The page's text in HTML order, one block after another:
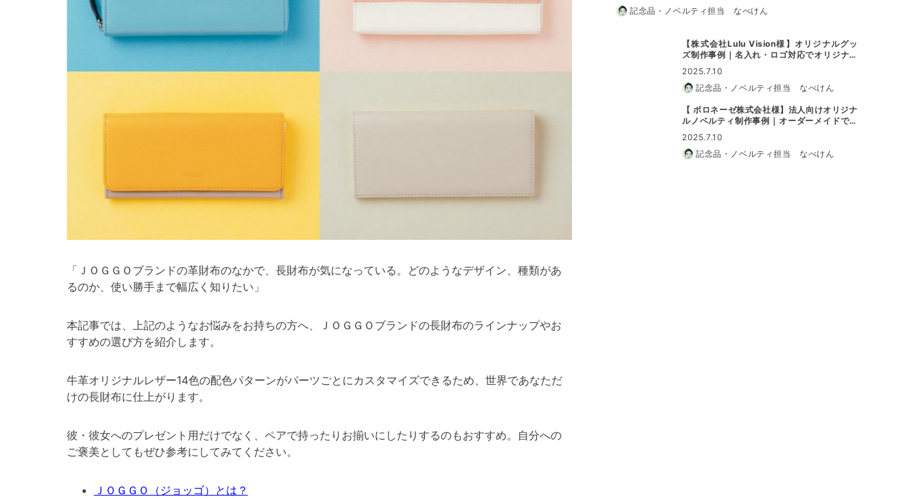
「ＪＯＧＧＯブランドの革財布のなかで、長財布が気になっている。どのようなデザイン、種類があ
るのか、使い勝手まで幅広く知りたい」
本記事では、上記のようなお悩みをお持ちの方へ、ＪＯＧＧＯブランドの長財布のラインナップやお
すすめの選び方を紹介します。
牛革オリジナルレザー14色の配色パターンがパーツごとにカスタマイズできるため、世界であなただ
けの長財布に仕上がります。
彼・彼女へのプレゼント用だけでなく、ペアで持ったりお揃いにしたりするのもおすすめ。自分への
ご褒美としてもぜひ参考にしてみてください。
ＪＯＧＧＯ（ジョッゴ）とは？
記念品・ノベルティ担当 なべけん
【株式会社Lulu Vision様】オリジナルグッ
ズ制作事例｜名入れ・ロゴ対応でオリジナル
グッズに最適
2025.7.10
記念品・ノベルティ担当 なべけん
【 ボロネーゼ株式会社様】法人向けオリジナ
ルノベルティ制作事例｜オーダーメイドで特
別なノベルティに
2025.7.10
記念品・ノベルティ担当 なべけん